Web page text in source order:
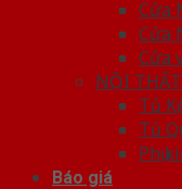
Cửa
Cửa
Cửa
NỘI THẤT
Tủ
Tủ
Phụ
Báo giá